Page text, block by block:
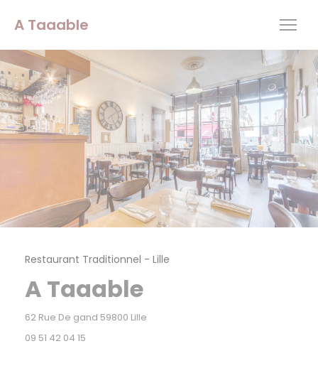
A Taaable
Restaurant Traditionnel - Lille
A Taaable
62 Rue De gand 59800 Lille
09 51 42 04 15